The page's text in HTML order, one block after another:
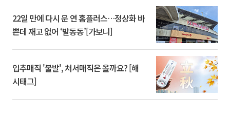
22일 만에 다시 문 연 홈플러스…정상화 바
쁜데 재고 없어 ‘발동동’[가보니]
입추매직 '불발', 처서매직은 올까요? [해
시태그]